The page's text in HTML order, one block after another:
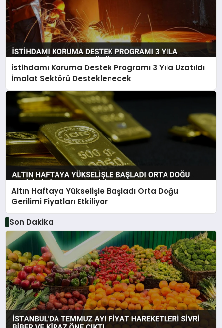
İstihdamı Koruma Destek Programı 3 Yıla Uzatıldı
İmalat Sektörü Desteklenecek
Altın Haftaya Yükselişle Başladı Orta Doğu
Gerilimi Fiyatları Etkiliyor
Son Dakika